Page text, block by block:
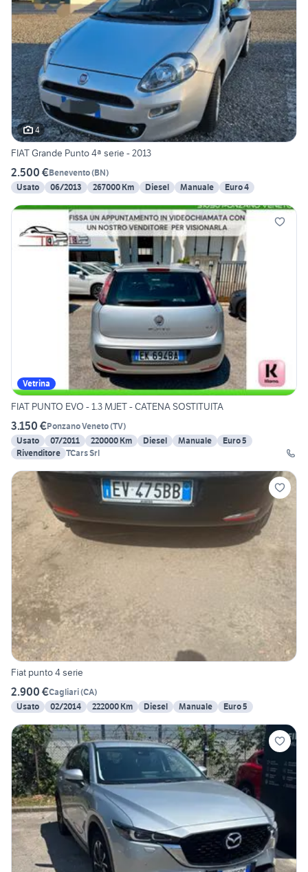
4
FIAT Grande Punto 4ª serie - 2013
2.500 €Benevento(BN)
Usato
06/2013 267000 Km Diesel Manuale Euro 4
Vetrina
FIAT PUNTO EVO - 1.3 MJET - CATENA SOSTITUITA
3.150 €Ponzano Veneto(TV)
Usato
07/2011 220000 Km Diesel Manuale
Euro 5
Rivenditore TCars Srl
Fiat punto 4 serie
2.900 €Cagliari(CA)
Usato
02/2014 222000 Km Diesel Manuale Euro 5